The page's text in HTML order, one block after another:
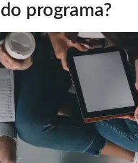
programa?